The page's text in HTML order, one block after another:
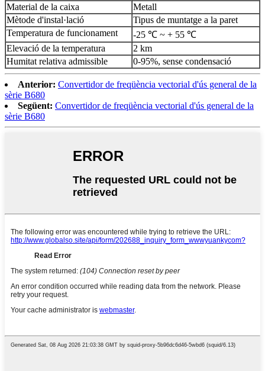
Material de la caixa
Metall
Mètode d'instal·lació
Tipus de muntatge a la paret
Temperatura de funcionament
-25 ℃ ~ + 55 ℃
Elevació de la temperatura
2 km
Humitat relativa admissible
0-95%, sense condensació
Anterior: Convertidor de freqüència vectorial d'ús general de la
sèrie B680
Següent: Convertidor de freqüència vectorial d'ús general de la
sèrie B680